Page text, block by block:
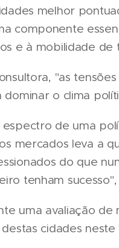
melhor
componente
e à mobilidade de
"as
dominar o clima
de uma
mercados leva a
do que
tenham
uma avaliação
cidades neste